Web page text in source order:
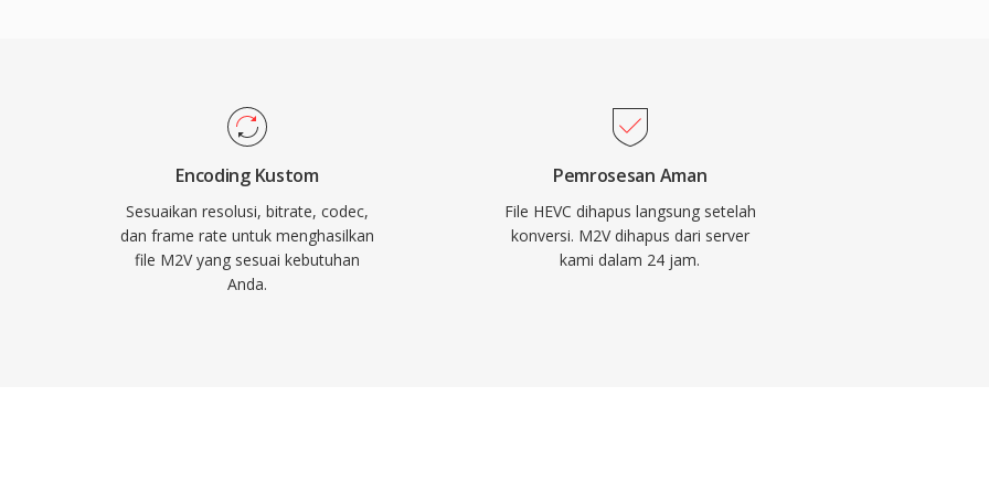
memberikan
dan kemampuan
tanpa audio atau
pemasangan
lengkap. Perangkat
input M2V
format ini langkah
Encoding Kustom
Sesuaikan resolusi, bitrate, codec,
dan frame rate untuk menghasilkan
file M2V yang sesuai kebutuhan
Anda.
Pemrosesan Aman
File HEVC dihapus langsung setelah
konversi. M2V dihapus dari server
kami dalam 24 jam.